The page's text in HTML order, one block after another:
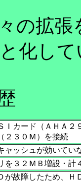
の拡張
化し
Ｉカード（ＡＨＡ２
２３０Ｍ）を接続
ャッシュが効いてい
を３２ＭＢ増設・計
が故障したため、Ｈ